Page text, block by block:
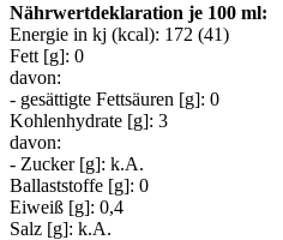
Nährwertdeklaration je 100 ml:
Energie in kj (kcal): 172 (41)
Fett [g]: 0
davon:
- gesättigte Fettsäuren [g]: 0
Kohlenhydrate [g]: 3
davon:
- Zucker [g]: k.A.
Ballaststoffe [g]: 0
Eiweiß [g]: 0,4
Salz [g]: k.A.